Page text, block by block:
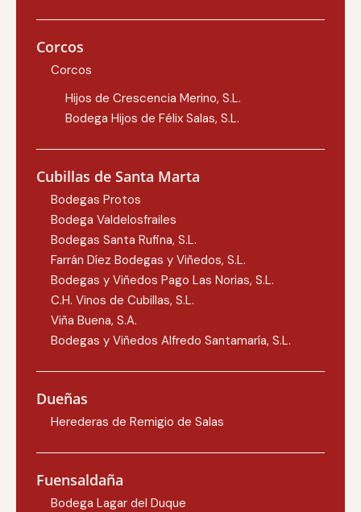
Corcos
Corcos
Hijos de Crescencia Merino, S.L.
Bodega Hijos de Félix Salas, S.L.
Cubillas de Santa Marta
Bodegas Protos
Bodega Valdelosfrailes
Bodegas Santa Rufina, S.L.
Farrán Díez Bodegas y Viñedos, S.L.
Bodegas y Viñedos Pago Las Norias, S.L.
C.H. Vinos de Cubillas, S.L.
Viña Buena, S.A.
Bodegas y Viñedos Alfredo Santamaría, S.L.
Dueñas
Herederas de Remigio de Salas
Fuensaldaña
Bodega Lagar del Duque